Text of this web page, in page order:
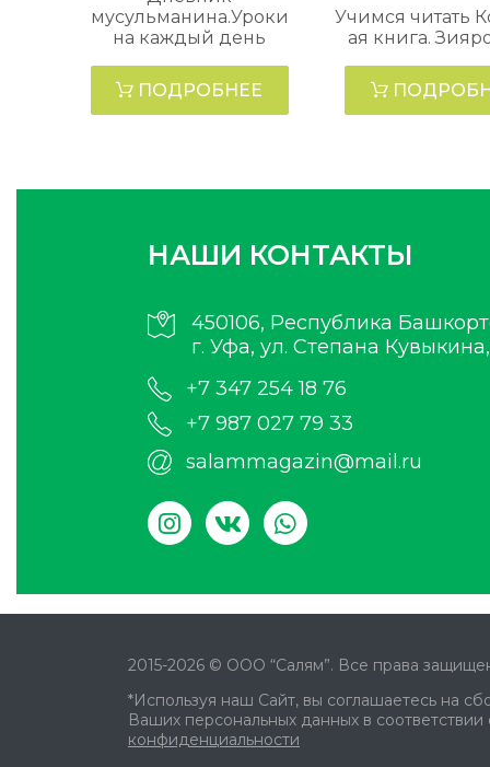
мусульманина.Уроки
на каждый день
ПОДРОБНЕЕ
Учимся читать
ая книга.
НАШИ КОНТАКТЫ
450106, Республика
г. Уфа, ул. Степана
+7 347 254 18 76
+7 987 027 79 33
salammagazin@mail.ru
2015-2026 © ООО “Салям”. Все права
*Используя наш Сайт, вы соглашаетесь на
Ваших персональных данных в
конфиденциальности